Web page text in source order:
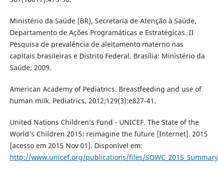
Ministério da Saúde (BR), Secretaria de Atenção à Saúde,
Departamento de Ações Programáticas e Estratégicas. II
Pesquisa de prevalência de aleitamento materno nas
capitais brasileiras e Distrito Federal. Brasília: Ministério da
Saúde; 2009.
American Academy of Pediatrics. Breastfeeding and use of
human milk. Pediatrics. 2012;129(3):e827-41.
United Nations Children’s Fund - UNICEF. The State of the
World’s Children 2015: reimagine the future [Internet]. 2015
[acesso em 2015 Nov 01]. Disponível em:
http://www.unicef.org/publications/files/